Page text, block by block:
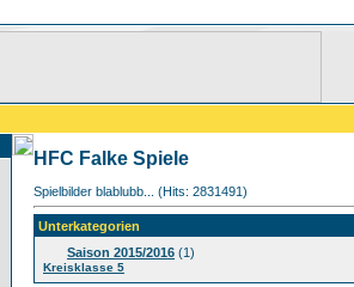
HFC Falke Spiele
Spielbilder blablubb... (Hits: 2831491)
Unterkategorien
Saison 2015/2016 (1)
Kreisklasse 5